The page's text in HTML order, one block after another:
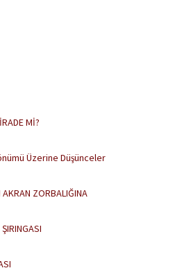
Mİ?
Üzerine Düşünceler
ZORBALIĞINA